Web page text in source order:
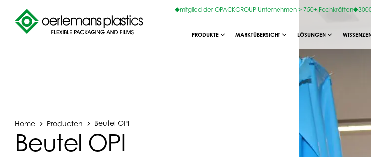
mitglied der OPACKGROUP Unternehmen > 750+ Fachkräften
PRODUKTE MARKTÜBERSICHT LÖSUNGEN
Home Producten Beutel OPI
Beutel OPI